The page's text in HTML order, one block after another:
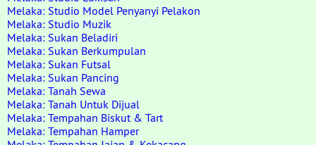
Melaka: Studio Model Penyanyi Pelakon
Melaka: Studio Muzik
Melaka: Sukan Beladiri
Melaka: Sukan Berkumpulan
Melaka: Sukan Futsal
Melaka: Sukan Pancing
Melaka: Tanah Sewa
Melaka: Tanah Untuk Dijual
Melaka: Tempahan Biskut & Tart
Melaka: Tempahan Hamper